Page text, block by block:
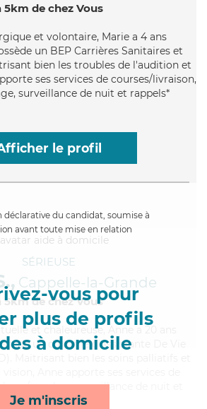
5km de chez Vous
et volontaire, Marie a 4 ans
un BEP Carrières Sanitaires et
bien les troubles de l'audition et
ses services de courses/livraison,
surveillance de nuit et rappels*
le profil
déclarative du candidat, soumise à
avant toute mise en relation
vous pour
plus de profils
à domicile
Je m'inscris
SÉRIEUSE
Cappelle-la-Grande
5km de chez Vous
et chaleureuse, Anne a 20 ans
un diplôme d'Assistante De Vie
lever/coucher, surveillance de nuit et
repas*